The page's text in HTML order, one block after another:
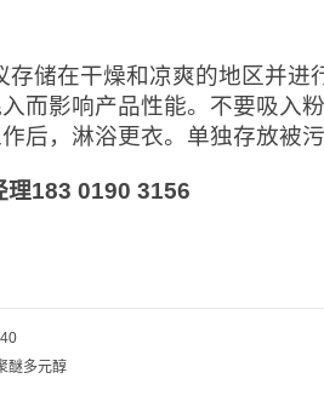
存储在干燥和凉爽的地区并
而影响产品性能。不要吸入
后，淋浴更衣。单独存放被
理183 0190 3156
醚多元醇